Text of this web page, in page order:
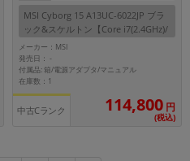
MSI Cyborg 15 A13UC-6022JP ブラ
ック&スケルトン【Core i7(2.4GHz)/
16GB/512GB SSD/Win11Home】
メーカー：MSI
発売日：-
付属品: 箱/電源アダプタ/マニュアル
在庫数：1
中古Cランク 114,800 円
(税込)